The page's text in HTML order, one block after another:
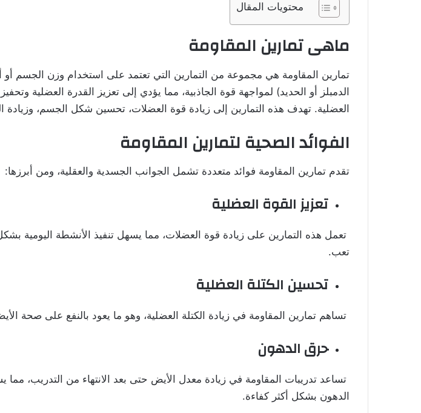
محتويات المقال
ماهى تمارين المقاومة
تمارين المقاومة هي مجموعة من التمارين التي تعتمد على استخدام وزن الجسم أو
الدمبلز أو الحديد) لمواجهة قوة الجاذبية، مما يؤدي إلى تعزيز القدرة العضلية
العضلية. تهدف هذه التمارين إلى زيادة قوة العضلات، تحسين شكل الجسم، وزيادة
الفوائد الصحية لتمارين المقاومة
تقدم تمارين المقاومة فوائد متعددة تشمل الجوانب الجسدية والعقلية، ومن أبرزها:
تعزيز القوة العضلية
تعمل هذه التمارين على زيادة قوة العضلات، مما يسهل تنفيذ الأنشطة اليومية
تعب.
تحسين الكتلة العضلية
تساهم تمارين المقاومة في زيادة الكتلة العضلية، وهو ما يعود بالنفع على صحة
حرق الدهون
تساعد تدريبات المقاومة في زيادة معدل الأيض حتى بعد الانتهاء من التدريب،
الدهون بشكل أكثر كفاءة.